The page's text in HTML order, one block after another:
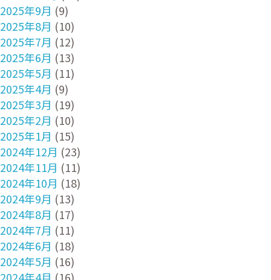
2025年9月 (9)
2025年8月 (10)
2025年7月 (12)
2025年6月 (13)
2025年5月 (11)
2025年4月 (9)
2025年3月 (19)
2025年2月 (10)
2025年1月 (15)
2024年12月 (23)
2024年11月 (11)
2024年10月 (18)
2024年9月 (13)
2024年8月 (17)
2024年7月 (11)
2024年6月 (18)
2024年5月 (16)
2024年4月 (16)